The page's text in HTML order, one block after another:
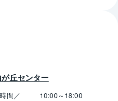
が丘センター
間／ 10:00～18:00